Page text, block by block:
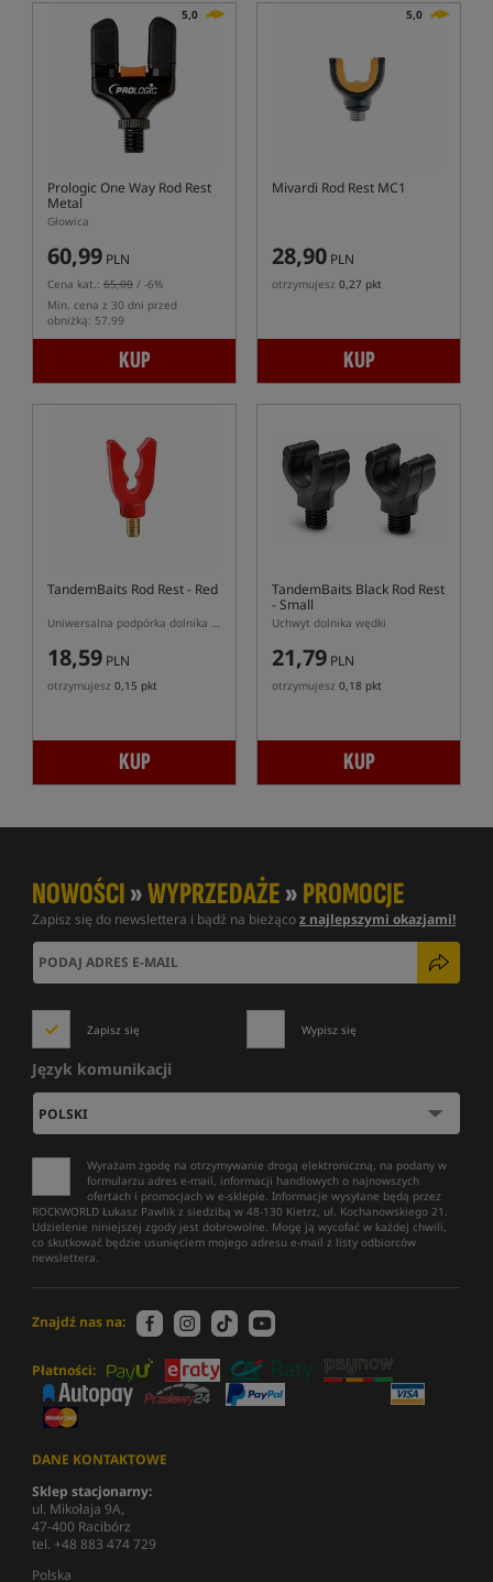
5,0
Prologic One Way Rod Rest
Metal
Głowica
60,99 PLN
Cena kat.: 65,00 / -6%
Min. cena z 30 dni przed
obniżką: 57.99
KUP
5,0
Mivardi Rod Rest MC1
28,90 PLN
otrzymujesz 0,27 pkt
KUP
TandemBaits Rod Rest - Red
Uniwersalna podpórka dolnika wędki
18,59 PLN
otrzymujesz 0,15 pkt
KUP
TandemBaits Black Rod Rest
- Small
Uchwyt dolnika wędki
21,79 PLN
otrzymujesz 0,18 pkt
KUP
NOWOŚCI»WYPRZEDAŻE»PROMOCJE
Zapisz się do newslettera i bądź na bieżącoz najlepszymi okazjami!
Zapisz się Wypisz się
Język komunikacji
Wyrażam zgodę na otrzymywanie drogą elektroniczną, na podany w
formularzu adres e-mail, informacji handlowych o najnowszych
ofertach i promocjach w e-sklepie. Informacje wysyłane będą przez
ROCKWORLD Łukasz Pawlik z siedzibą w 48-130 Kietrz, ul. Kochanowskiego 21.
Udzielenie niniejszej zgody jest dobrowolne. Mogę ją wycofać w każdej chwili,
co skutkować będzie usunięciem mojego adresu e-mail z listy odbiorców
newslettera.
Znajdź nas na:
Płatności:
DANE KONTAKTOWE
Sklep stacjonarny:
ul. Mikołaja 9A,
47-400 Racibórz
tel. +48 883 474 729
Polska